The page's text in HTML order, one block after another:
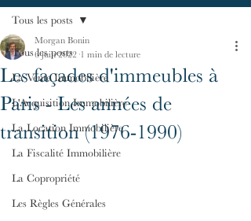
Tous les posts
La Vente Immobilière
L'Acquisition Immobilière
La Location Immobilière
La Fiscalité Immobilière
La Copropriété
Les Règles Générales
Tous les posts
Les façades d'immeubles à
Paris - Les années de
transition (1976-1990)
Morgan Bonin
6 juin 2022 1 min de lecture